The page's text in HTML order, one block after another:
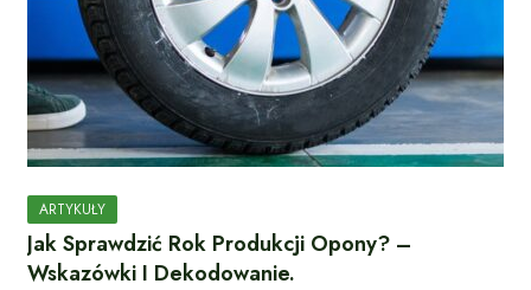
ARTYKUŁY
Jak Sprawdzić Rok Produkcji Opony? –
Wskazówki I Dekodowanie.